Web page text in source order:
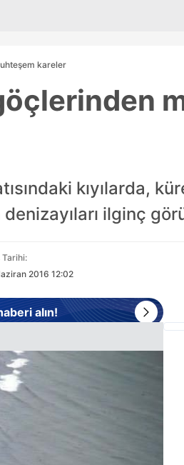
kareler
kıyılarda,
ilginç
Tarihi:
2016 12:02
alın!